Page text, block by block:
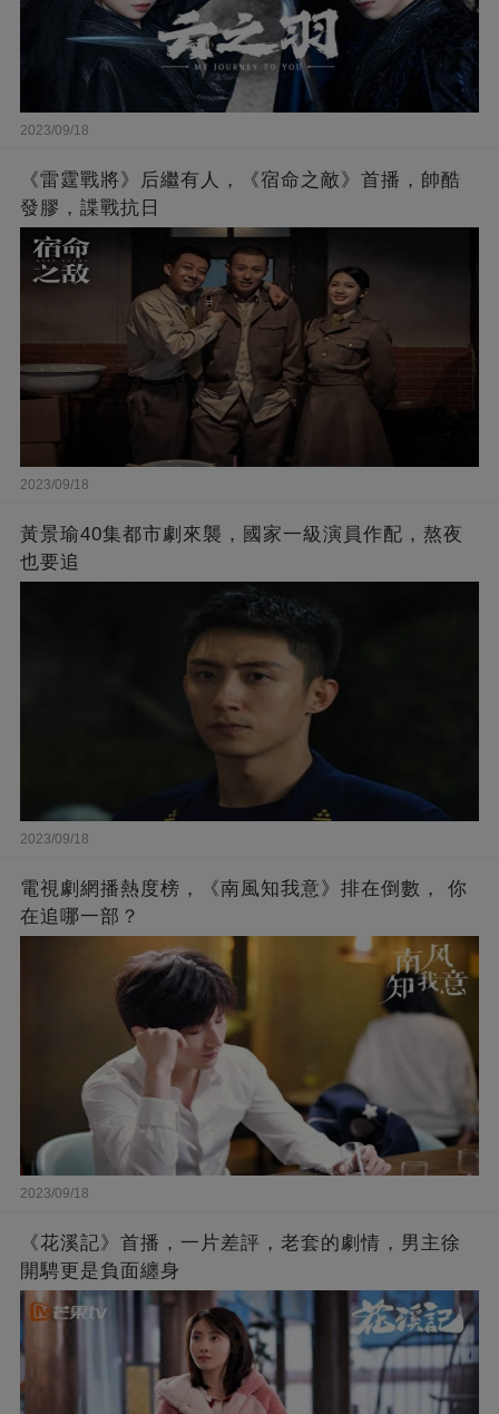
2023/09/18
《雷霆戰將》后繼有人，《宿命之敵》首播，帥酷
發膠，諜戰抗日
2023/09/18
黃景瑜40集都市劇來襲，國家一級演員作配，熬夜
也要追
2023/09/18
電視劇網播熱度榜，《南風知我意》排在倒數， 你
在追哪一部？
2023/09/18
《花溪記》首播，一片差評，老套的劇情，男主徐
開騁更是負面纏身